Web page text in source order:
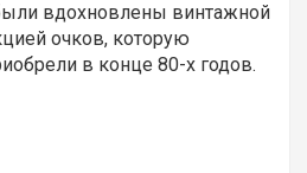
вдохновлены винтажной
очков, которую
в конце 80-х годов.